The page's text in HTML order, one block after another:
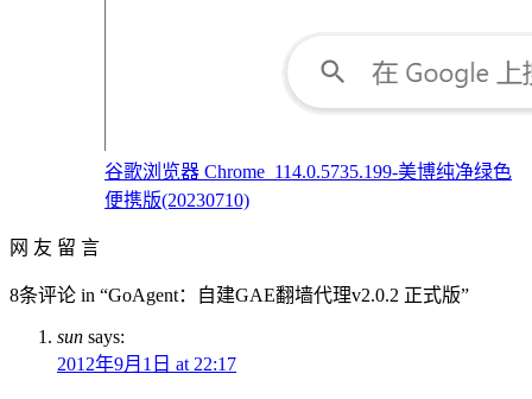
谷歌浏览器 Chrome_114.0.5735.199-美博纯净绿色
便携版(20230710)
网 友 留 言
8条评论 in “GoAgent：自建GAE翻墙代理v2.0.2 正式版”
sun says:
2012年9月1日 at 22:17